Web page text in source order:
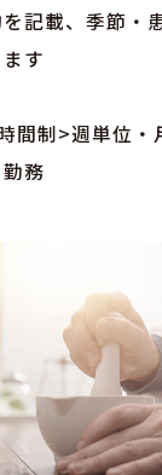
記載、季節・
す
間制>週単位
務